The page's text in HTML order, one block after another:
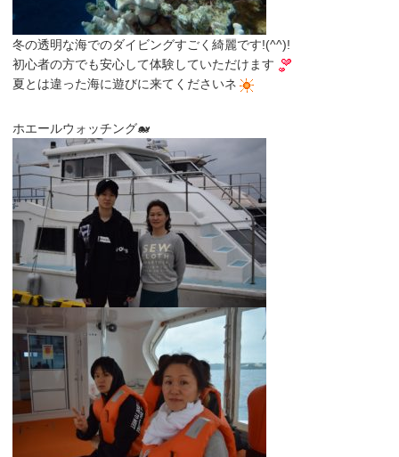
冬の透明な海でのダイビングすごく綺麗です!(^^)!
初心者の方でも安心して体験していただけます
夏とは違った海に遊びに来てくださいネ
ホエールウォッチング🐋